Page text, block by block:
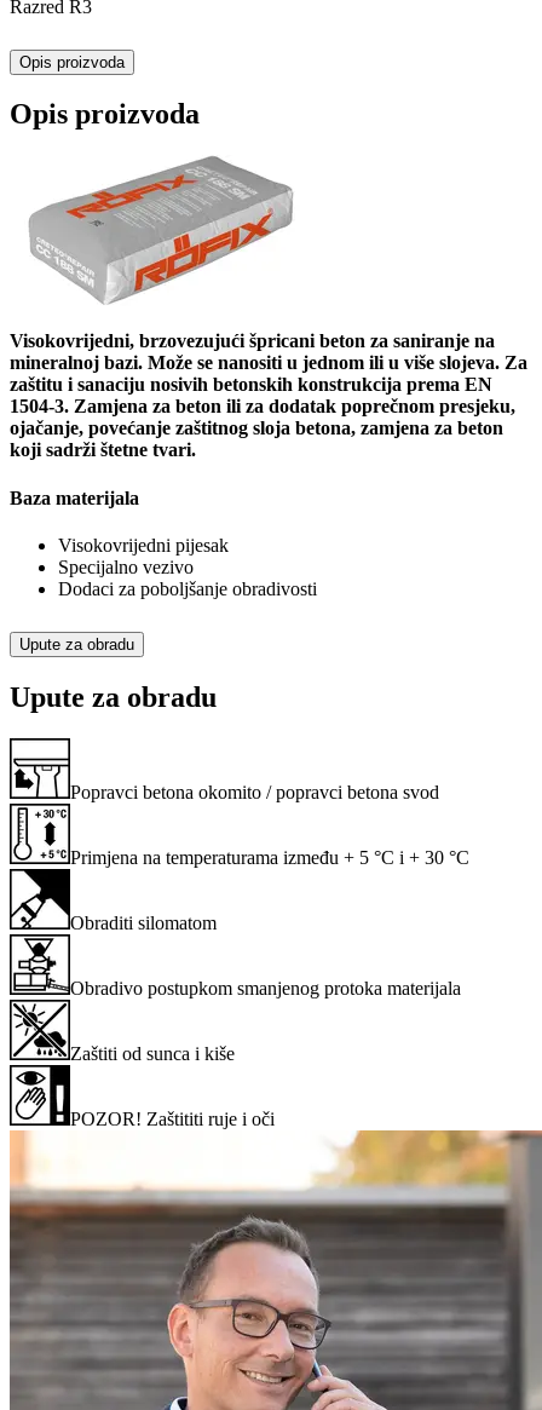
Razred R3
Opis proizvoda
Opis proizvoda
Visokovrijedni, brzovezujući špricani beton za saniranje na
mineralnoj bazi. Može se nanositi u jednom ili u više slojeva. Za
zaštitu i sanaciju nosivih betonskih konstrukcija prema EN
1504-3. Zamjena za beton ili za dodatak poprečnom presjeku,
ojačanje, povećanje zaštitnog sloja betona, zamjena za beton
koji sadrži štetne tvari.
Baza materijala
Visokovrijedni pijesak
Specijalno vezivo
Dodaci za poboljšanje obradivosti
Upute za obradu
Upute za obradu
Popravci betona okomito / popravci betona svod
Primjena na temperaturama između + 5 °C i + 30 °C
Obraditi silomatom
Obradivo postupkom smanjenog protoka materijala
Zaštiti od sunca i kiše
POZOR! Zaštititi ruje i oči